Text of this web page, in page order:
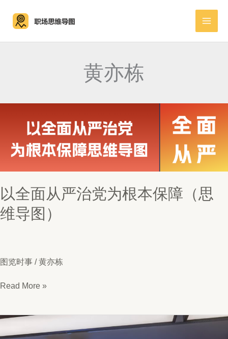
容
黄亦栋
以全面从严治党为根本保障（思
维导图）
图览时事 /黄亦栋
以
从
严
Read More »